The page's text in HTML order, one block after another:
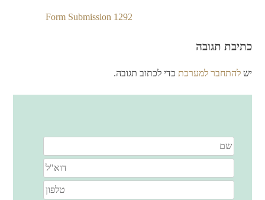
Form Submission 1292
כתיבת תגובה
ישלהתחבר למערכת כדי לכתוב תגובה.